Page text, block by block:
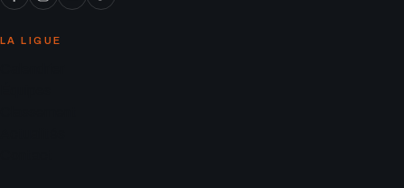
LA LIGUE